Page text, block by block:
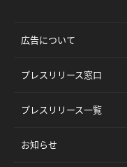
広告について
プレスリリース窓口
プレスリリース一覧
お知らせ